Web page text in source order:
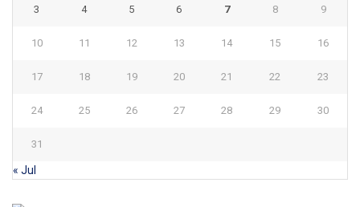
3 4 5 6 7 8 9
10 11 12 13 14 15 16
17 18 19 20 21 22 23
24 25 26 27 28 29 30
31
« Jul